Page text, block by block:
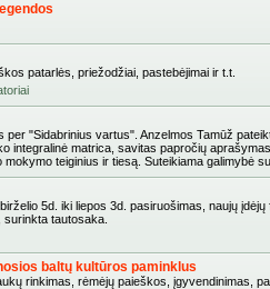
patarlės, priežodžiai, pastebėjimai ir t.t.
per "Sidabrinius vartus". Anzelmos Tamūž
integralinė matrica, savitas papročių
teiginius ir tiesą. Suteikiama galimybė
5d. iki liepos 3d. pasiruošimas, naujų
tautosaka.
baltų kultūros paminklus
rinkimas, rėmėjų paieškos, įgyvendinimas,